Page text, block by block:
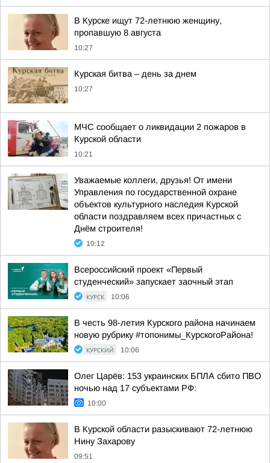
В Курске ищут 72-летнюю женщину,
пропавшую 8 августа
10:27
Курская битва – день за днем
10:27
МЧС сообщает о ликвидации 2 пожаров в
Курской области
10:21
Уважаемые коллеги, друзья! От имени
Управления по государственной охране
объектов культурного наследия Курской
области поздравляем всех причастных с
Днём строителя!
10:12
Всероссийский проект «Первый
студенческий» запускает заочный этап
КУРСК 10:06
В честь 98-летия Курского района начинаем
новую рубрику #топонимы_КурскогоРайона!
КУРСКИЙ 10:06
Олег Царёв: 153 украинских БПЛА сбито ПВО
ночью над 17 субъектами РФ:
10:00
В Курской области разыскивают 72-летнюю
Нину Захарову
09:51